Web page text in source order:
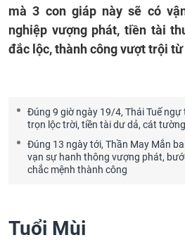
mà 3 con giáp này sẽ có
nghiệp vượng phát, tiền tài
đắc lộc, thành công vượt trội
Đúng 9 giờ ngày 19/4, Thái Tuế
trọn lộc trời, tiền tài dư dả, cát
Đúng 13 ngày tới, Thần May Mắn
vạn sự hanh thông vượng phát,
chắc mệnh thành công
Tuổi Mùi